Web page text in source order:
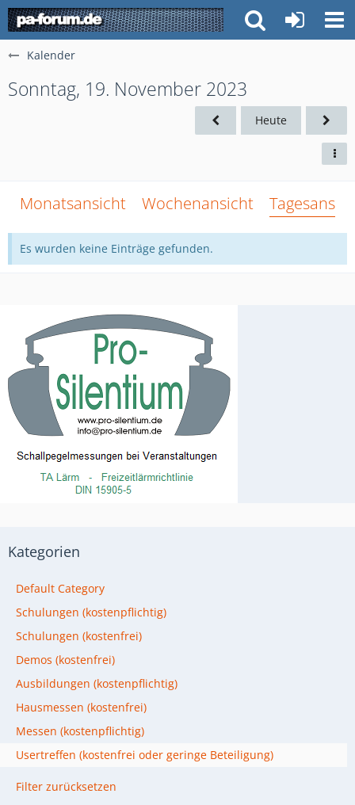
Kalender
Sonntag, 19. November 2023
Heute
Monatsansicht Wochenansicht
Es wurden keine Einträge gefunden.
Kategorien
Default Category
Schulungen (kostenpflichtig)
Schulungen (kostenfrei)
Demos (kostenfrei)
Ausbildungen (kostenpflichtig)
Hausmessen (kostenfrei)
Messen (kostenpflichtig)
Usertreffen (kostenfrei oder geringe Beteiligung)
Filter zurücksetzen